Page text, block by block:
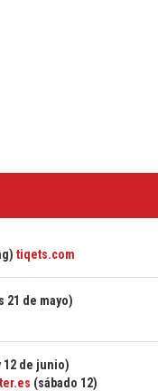
tiqets.com
21 de mayo)
12 de junio)
(sábado 12)